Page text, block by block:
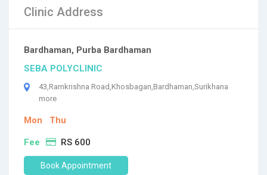
Clinic Address
Bardhaman, Purba Bardhaman
SEBA POLYCLINIC
43,Ramkrishna Road,Khosbagan,Bardhaman,Surikhana
more
Mon Thu
Fee RS 600
Book Appointment